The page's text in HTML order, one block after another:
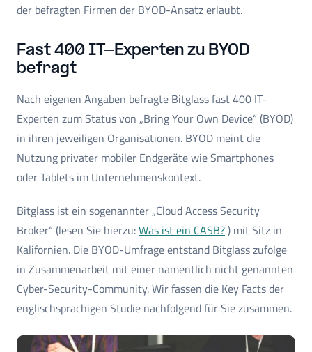
der befragten Firmen der BYOD-Ansatz erlaubt.
Fast 400 IT-Experten zu BYOD
befragt
Nach eigenen Angaben befragte Bitglass fast 400 IT-
Experten zum Status von „Bring Your Own Device“ (BYOD)
in ihren jeweiligen Organisationen. BYOD meint die
Nutzung privater mobiler Endgeräte wie Smartphones
oder Tablets im Unternehmenskontext.
Bitglass ist ein sogenannter „Cloud Access Security
Broker“ (lesen Sie hierzu:Was ist ein CASB?) mit Sitz in
Kalifornien. Die BYOD-Umfrage entstand Bitglass zufolge
in Zusammenarbeit mit einer namentlich nicht genannten
Cyber-Security-Community. Wir fassen die Key Facts der
englischsprachigen Studie nachfolgend für Sie zusammen.